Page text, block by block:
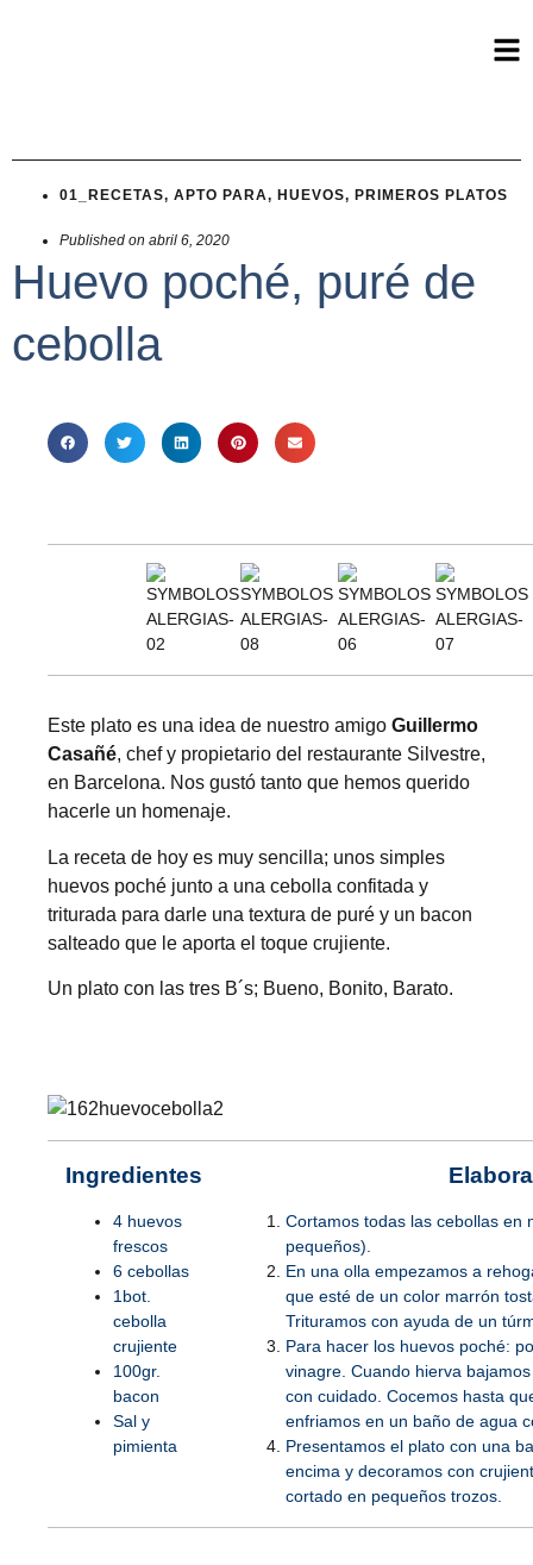
01_RECETAS, APTO PARA, HUEVOS, PRIMEROS PLATOS
Published on abril 6, 2020
Huevo poché, puré de
cebolla
Este plato es una idea de nuestro amigo Guillermo
Casañé, chef y propietario del restaurante Silvestre,
en Barcelona. Nos gustó tanto que hemos querido
hacerle un homenaje.
La receta de hoy es muy sencilla; unos simples
huevos poché junto a una cebolla confitada y
triturada para darle una textura de puré y un bacon
salteado que le aporta el toque crujiente.
Un plato con las tres B´s; Bueno, Bonito, Barato.
Ingredientes
4 huevos
frescos
6 cebollas
1bot.
cebolla
crujiente
100gr.
bacon
Sal y
pimienta
Cortamos todas las cebollas en
pequeños).
En una olla empezamos a
que esté de un color marrón
Trituramos con ayuda de un
Para hacer los huevos poché:
vinagre. Cuando hierva
con cuidado. Cocemos hasta
enfriamos en un baño de agua
Presentamos el plato con una
encima y decoramos con
cortado en pequeños trozos.